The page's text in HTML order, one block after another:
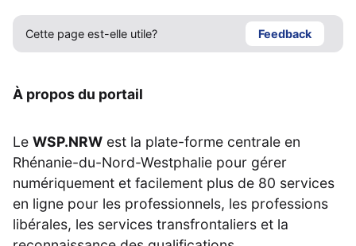
Cette page est-elle utile? Feedback
À propos du portail
Le WSP.NRW est la plate-forme centrale en
Rhénanie-du-Nord-Westphalie pour gérer
numériquement et facilement plus de 80 services
en ligne pour les professionnels, les professions
libérales, les services transfrontaliers et la